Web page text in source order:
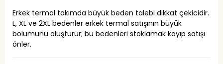
Erkek termal takımda büyük beden talebi dikkat çekicidir.
L, XL ve 2XL bedenler erkek termal satışının büyük
bölümünü oluşturur; bu bedenleri stoklamak kayıp satışı
önler.